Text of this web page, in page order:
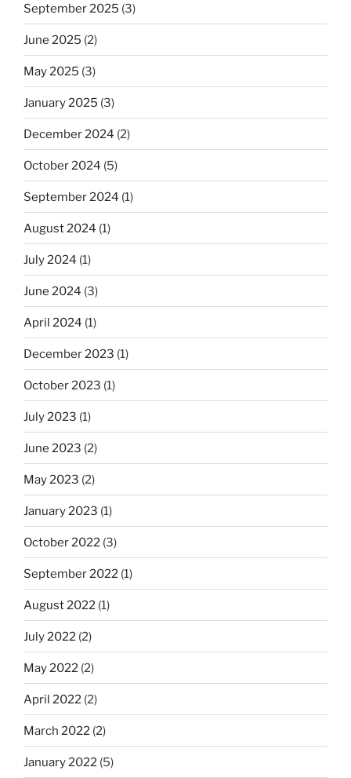
September 2025 (3)
June 2025 (2)
May 2025 (3)
January 2025 (3)
December 2024 (2)
October 2024 (5)
September 2024 (1)
August 2024 (1)
July 2024 (1)
June 2024 (3)
April 2024 (1)
December 2023 (1)
October 2023 (1)
July 2023 (1)
June 2023 (2)
May 2023 (2)
January 2023 (1)
October 2022 (3)
September 2022 (1)
August 2022 (1)
July 2022 (2)
May 2022 (2)
April 2022 (2)
March 2022 (2)
January 2022 (5)